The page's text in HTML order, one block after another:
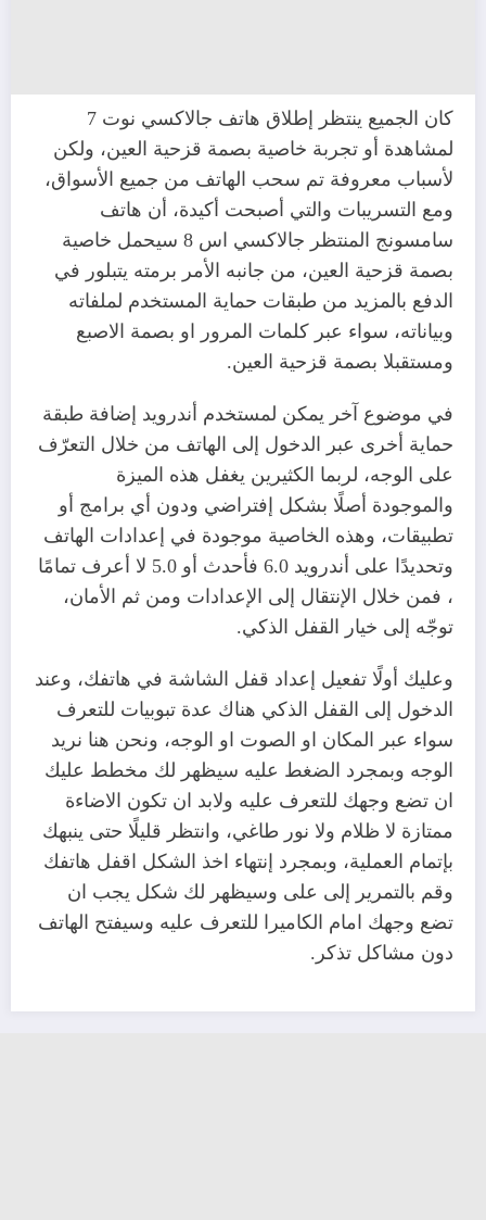
كان الجميع ينتظر إطلاق هاتف جالاكسي نوت 7
لمشاهدة أو تجربة خاصية بصمة قزحية العين، ولكن
لأسباب معروفة تم سحب الهاتف من جميع الأسواق،
ومع التسريبات والتي أصبحت أكيدة، أن هاتف
سامسونج المنتظر جالاكسي اس 8 سيحمل خاصية
بصمة قزحية العين، من جانبه الأمر برمته يتبلور في
الدفع بالمزيد من طبقات حماية المستخدم لملفاته
وبياناته، سواء عبر كلمات المرور او بصمة الاصبع
ومستقبلا بصمة قزحية العين.
في موضوع آخر يمكن لمستخدم أندرويد إضافة طبقة
حماية أخرى عبر الدخول إلى الهاتف من خلال التعرّف
على الوجه، لربما الكثيرين يغفل هذه الميزة
والموجودة أصلًا بشكل إفتراضي ودون أي برامج أو
تطبيقات، وهذه الخاصية موجودة في إعدادات الهاتف
وتحديدًا على أندرويد 6.0 فأحدث أو 5.0 لا أعرف تمامًا
، فمن خلال الإنتقال إلى الإعدادات ومن ثم الأمان،
توجّه إلى خيار القفل الذكي.
وعليك أولًا تفعيل إعداد قفل الشاشة في هاتفك، وعند
الدخول إلى القفل الذكي هناك عدة تبوبيات للتعرف
سواء عبر المكان او الصوت او الوجه، ونحن هنا نريد
الوجه وبمجرد الضغط عليه سيظهر لك مخطط عليك
ان تضع وجهك للتعرف عليه ولابد ان تكون الاضاءة
ممتازة لا ظلام ولا نور طاغي، وانتظر قليلًا حتى ينبهك
بإتمام العملية، وبمجرد إنتهاء اخذ الشكل اقفل هاتفك
وقم بالتمرير إلى على وسيظهر لك شكل يجب ان
تضع وجهك امام الكاميرا للتعرف عليه وسيفتح الهاتف
دون مشاكل تذكر.